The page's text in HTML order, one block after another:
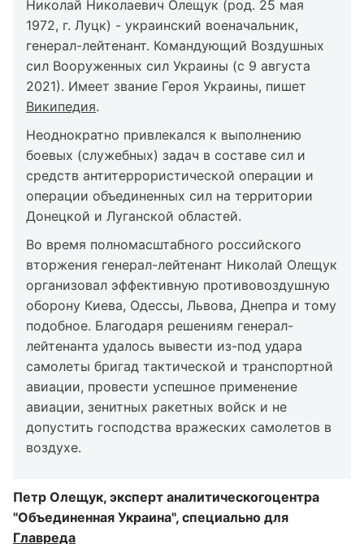
Николай Николаевич Олещук (род. 25 мая
1972, г. Луцк) - украинский военачальник,
генерал-лейтенант. Командующий Воздушных
сил Вооруженных сил Украины (с 9 августа
2021). Имеет звание Героя Украины, пишет
Википедия.
Неоднократно привлекался к выполнению
боевых (служебных) задач в составе сил и
средств антитеррористической операции и
операции объединенных сил на территории
Донецкой и Луганской областей.
Во время полномасштабного российского
вторжения генерал-лейтенант Николай Олещук
организовал эффективную противовоздушную
оборону Киева, Одессы, Львова, Днепра и тому
подобное. Благодаря решениям генерал-
лейтенанта удалось вывести из-под удара
самолеты бригад тактической и транспортной
авиации, провести успешное применение
авиации, зенитных ракетных войск и не
допустить господства вражеских самолетов в
воздухе.
Петр Олещук, эксперт аналитическогоцентра
"Объединенная Украина", специально для
Главреда